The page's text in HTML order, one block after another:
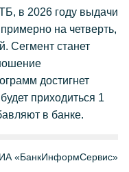
в 2026 году выдачи
на четверть,
Сегмент станет
достигнет
приходиться 1
в банке.
ИА «БанкИнформСервис»